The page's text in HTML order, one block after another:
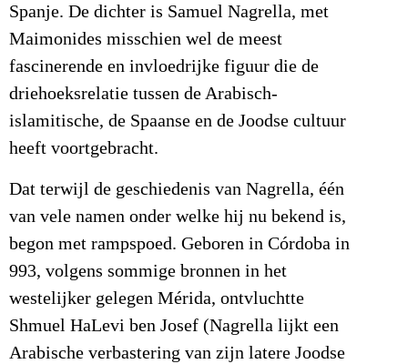
Spanje. De dichter is Samuel Nagrella, met
Maimonides misschien wel de meest
fascinerende en invloedrijke figuur die de
driehoeksrelatie tussen de Arabisch-
islamitische, de Spaanse en de Joodse cultuur
heeft voortgebracht.
Dat terwijl de geschiedenis van Nagrella, één
van vele namen onder welke hij nu bekend is,
begon met rampspoed. Geboren in Córdoba in
993, volgens sommige bronnen in het
westelijker gelegen Mérida, ontvluchtte
Shmuel HaLevi ben Josef (Nagrella lijkt een
Arabische verbastering van zijn latere Joodse